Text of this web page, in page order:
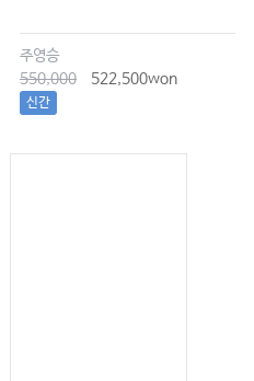
주영승
550,000
522,500won
신간